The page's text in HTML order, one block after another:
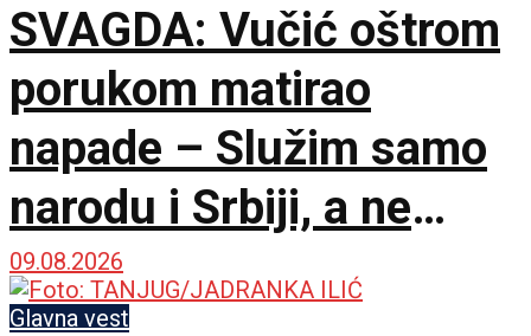
SVAGDA: Vučić oštrom
porukom matirao
napade – Služim samo
narodu i Srbiji, a ne
stranim silama
09.08.2026
Glavna vest